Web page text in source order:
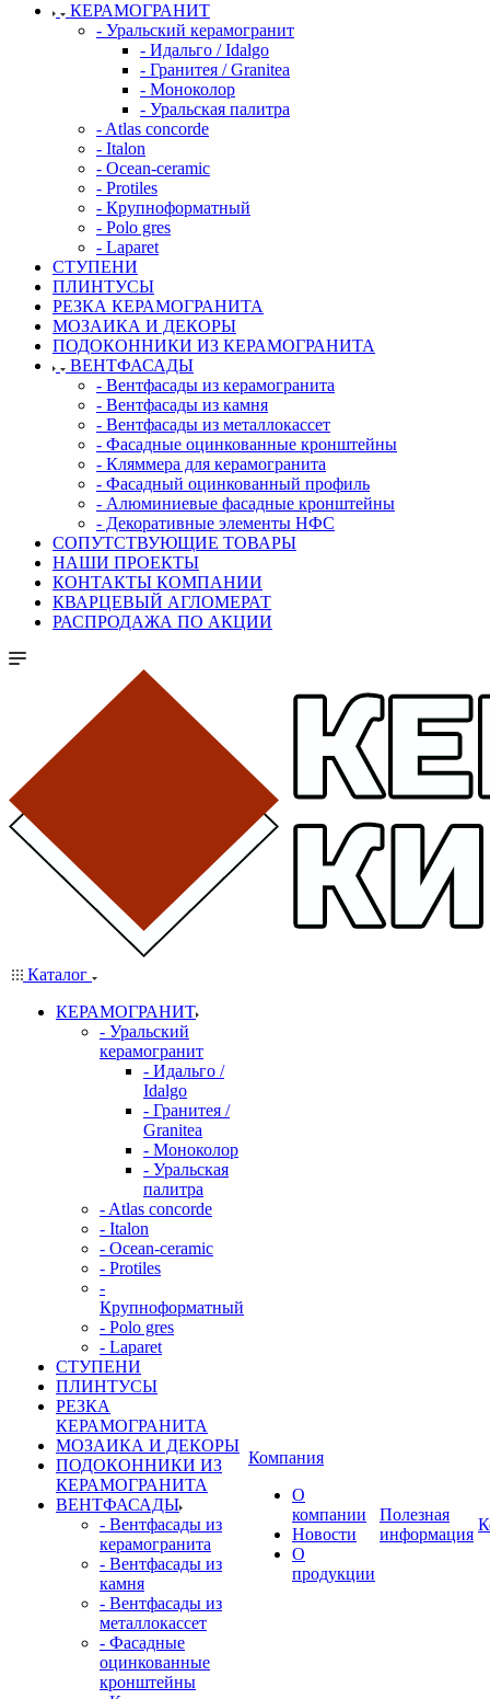
КЕРАМОГРАНИТ
- Уральский керамогранит
- Идальго / Idalgo
- Гранитея / Granitea
- Моноколор
- Уральская палитра
- Atlas concorde
- Italon
- Ocean-ceramic
- Protiles
- Крупноформатный
- Polo gres
- Laparet
СТУПЕНИ
ПЛИНТУСЫ
РЕЗКА КЕРАМОГРАНИТА
МОЗАИКА И ДЕКОРЫ
ПОДОКОННИКИ ИЗ КЕРАМОГРАНИТА
ВЕНТФАСАДЫ
- Вентфасады из керамогранита
- Вентфасады из камня
- Вентфасады из металлокассет
- Фасадные оцинкованные кронштейны
- Кляммера для керамогранита
- Фасадный оцинкованный профиль
- Алюминиевые фасадные кронштейны
- Декоративные элементы НФС
СОПУТСТВУЮЩИЕ ТОВАРЫ
НАШИ ПРОЕКТЫ
КОНТАКТЫ КОМПАНИИ
КВАРЦЕВЫЙ АГЛОМЕРАТ
РАСПРОДАЖА ПО АКЦИИ
Каталог
КЕРАМОГРАНИТ
- Уральский
керамогранит
- Идальго /
Idalgo
- Гранитея /
Granitea
- Моноколор
- Уральская
палитра
- Atlas concorde
- Italon
- Ocean-ceramic
- Protiles
-
Крупноформатный
- Polo gres
- Laparet
СТУПЕНИ
ПЛИНТУСЫ
РЕЗКА
КЕРАМОГРАНИТА
МОЗАИКА И ДЕКОРЫ
ПОДОКОННИКИ ИЗ
КЕРАМОГРАНИТА
ВЕНТФАСАДЫ
- Вентфасады из
керамогранита
- Вентфасады из
камня
- Вентфасады из
металлокассет
- Фасадные
оцинкованные
кронштейны
Компания
О
компании
Новости
О
продукции
Полезная
информация